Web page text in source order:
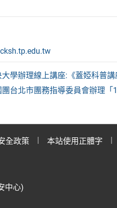
大學辦理線上講座:《蓋婭科普
台北市團務指導委員會辦理「
全政策 本站使用正體字
中心)